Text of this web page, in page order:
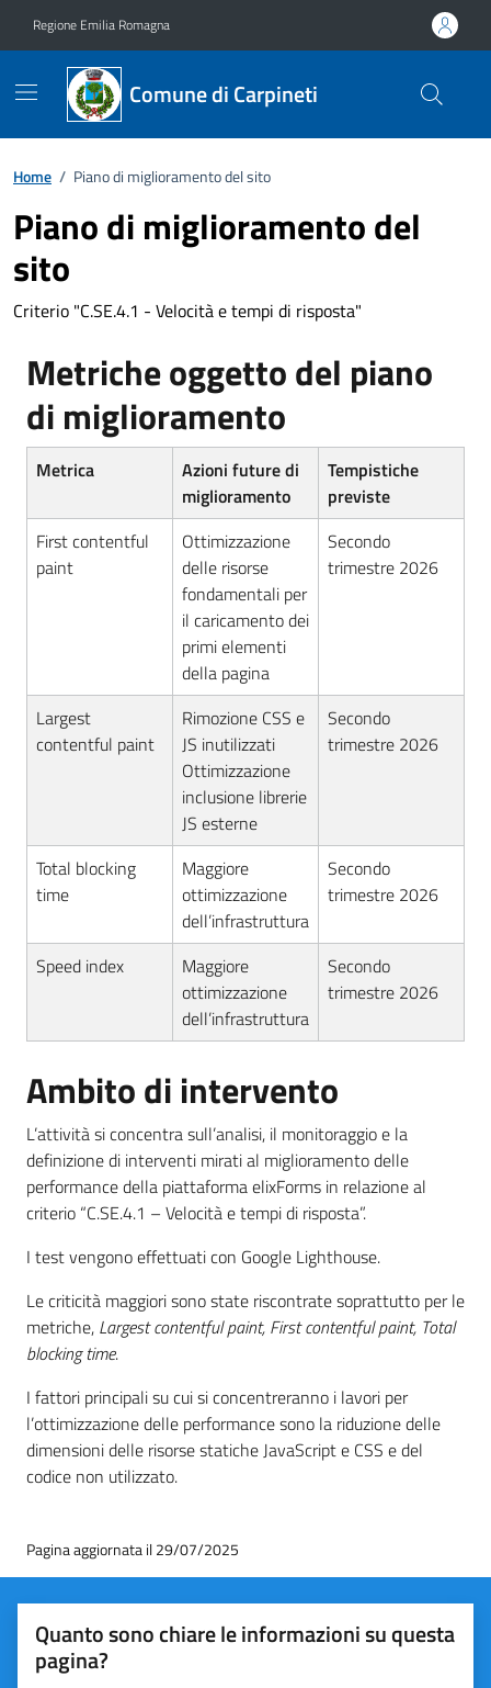
Regione Emilia Romagna
Comune di Carpineti
Home / Piano di miglioramento del sito
Piano di miglioramento del
sito
Criterio "C.SE.4.1 - Velocità e tempi di risposta"
Metriche oggetto del piano
di miglioramento
Metrica
Azioni future di
miglioramento
Tempistiche
previste
First contentful
paint
Ottimizzazione
delle risorse
fondamentali per
il caricamento dei
primi elementi
della pagina
Secondo
trimestre 2026
Largest
contentful paint
Rimozione CSS e
JS inutilizzati
Ottimizzazione
inclusione librerie
JS esterne
Secondo
trimestre 2026
Total blocking
time
Maggiore
ottimizzazione
dell’infrastruttura
Secondo
trimestre 2026
Speed index
Maggiore
ottimizzazione
dell’infrastruttura
Secondo
trimestre 2026
Ambito di intervento
L’attività si concentra sull’analisi, il monitoraggio e la
definizione di interventi mirati al miglioramento delle
performance della piattaforma elixForms in relazione al
criterio “C.SE.4.1 – Velocità e tempi di risposta”.
I test vengono effettuati con Google Lighthouse.
Le criticità maggiori sono state riscontrate soprattutto per le
metriche, Largest contentful paint, First contentful paint, Total
blocking time.
I fattori principali su cui si concentreranno i lavori per
l’ottimizzazione delle performance sono la riduzione delle
dimensioni delle risorse statiche JavaScript e CSS e del
codice non utilizzato.
Pagina aggiornata il 29/07/2025
Quanto sono chiare le informazioni su questa
pagina?